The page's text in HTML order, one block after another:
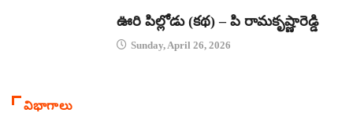
ఊరి పిల్లోడు (కథ) – పి రామకృష్ణారెడ్డి
Sunday, April 26, 2026
విభాగాలు